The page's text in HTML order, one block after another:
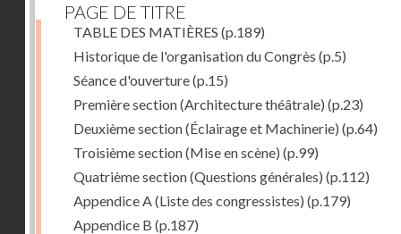
PAGE DE TITRE
TABLE DES MATIÈRES (p.189)
Historique de l'organisation du Congrès (p.5)
Séance d'ouverture(p.15)
Première section (Architecture théâtrale) (p.23)
Deuxième section (Éclairage et Machinerie) (p.64)
Troisième section (Mise en scène) (p.99)
Quatrième section (Questions générales) (p.112)
Appendice A (Liste des congressistes) (p.179)
Appendice B (p.187)